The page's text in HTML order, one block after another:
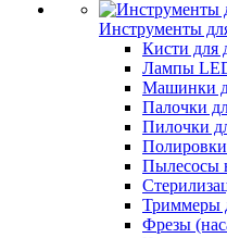
Инструменты
Кисти для
Лампы
Машинки
Палочки
Пилочки
Полировки
Пылесосы
Триммеры
Фрезы